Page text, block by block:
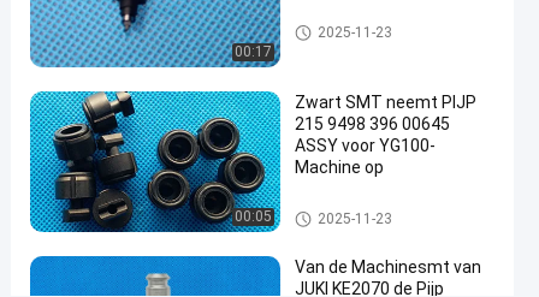
SMT-
Pijp
2021-
12-03
115
Meningen
Chat Nu
#
oogst en
plaatspijp
#
neem
pijp
op
00:17
SMT-Pijp
2025-11-23
00:05
Zwart SMT neemt PIJP
215 9498 396 00645
ASSY voor YG100-
Machine op
SMT-Pijp
2025-11-23
Van de Machinesmt van
JUKI KE2070 de Pijp